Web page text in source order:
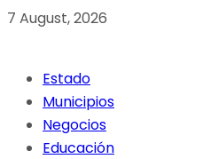
7 August, 2026
Estado
Municipios
Negocios
Educación